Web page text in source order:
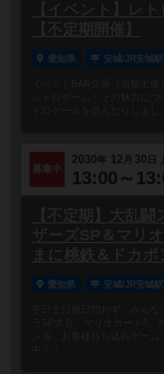
【イベント】レ
【不定期開催】
愛知県 安城/JR安城
イベントBAR企画（店舗主
レトロゲーム！その魅力につ
募集中
2030年 12 月 30 日
13:00～
【不定期】大乱
ザーズSP＆マリ
まに桃鉄＆ドカポ
愛知県 安城/JR安城
平日土日祝日問わず、みんな
ラSP大会、マリオカート8、
ン等…お客様持ち込みゲーム